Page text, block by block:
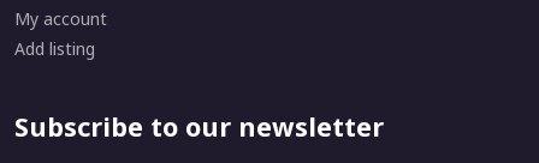
My account
Add listing
Subscribe to our newsletter